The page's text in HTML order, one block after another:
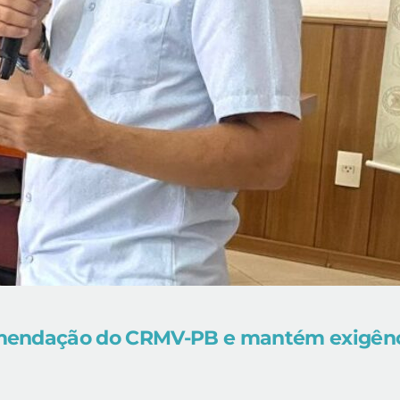
do CRMV-PB e mantém